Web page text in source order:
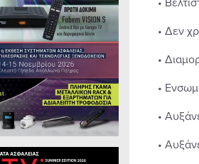
• Δεν
•
•
•
•